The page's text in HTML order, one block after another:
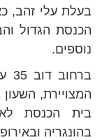
בעלת עלי זהב,
הכנסת הגדול
נוספים.
המצויירת,
בית הכנסת
בהונגריה